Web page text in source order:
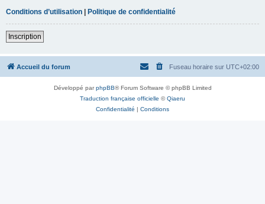
Conditions d’utilisation | Politique de confidentialité
Inscription
Accueil du forum Fuseau horaire sur UTC+02:00
Développé parphpBB® Forum Software © phpBB Limited
Traduction française officielle ©Qiaeru
Confidentialité | Conditions